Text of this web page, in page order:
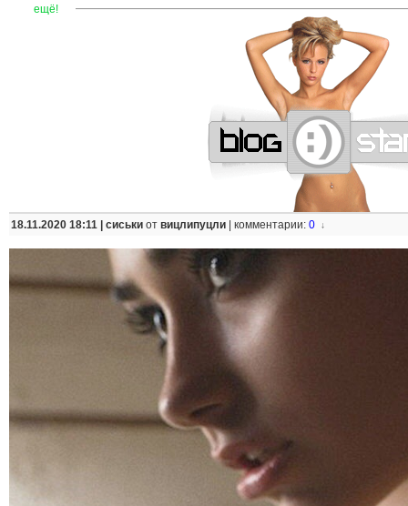
ещё! ——————————————————————
18.11.2020 18:11 | сиськи от вицлипуцли комментарии: 0 ↓